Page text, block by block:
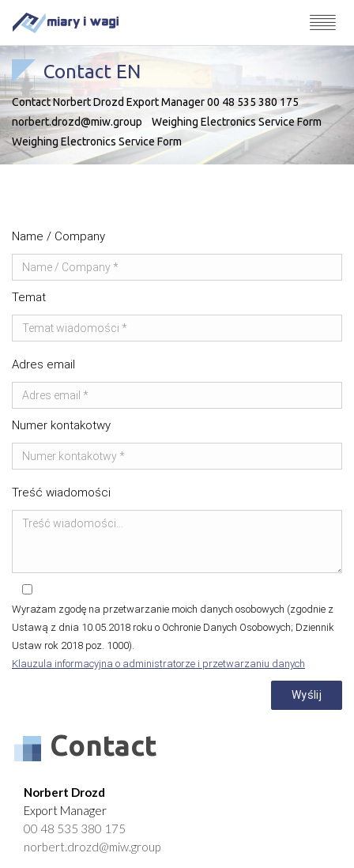
Contact EN
Contact Norbert Drozd Export Manager 00 48 535 380 175
norbert.drozd@miw.group Weighing Electronics Service Form
Weighing Electronics Service Form
Name / Company
Temat
Adres email
Numer kontakotwy
Treść wiadomości
Wyrażam zgodę na przetwarzanie moich danych osobowych (zgodnie z
Ustawą z dnia 10.05.2018 roku o Ochronie Danych Osobowych; Dziennik
Ustaw rok 2018 poz. 1000).
Klauzula informacyjna o administratorze i przetwarzaniu danych
Contact
Norbert Drozd
Export Manager
00 48 535 380 175
norbert.drozd@miw.group